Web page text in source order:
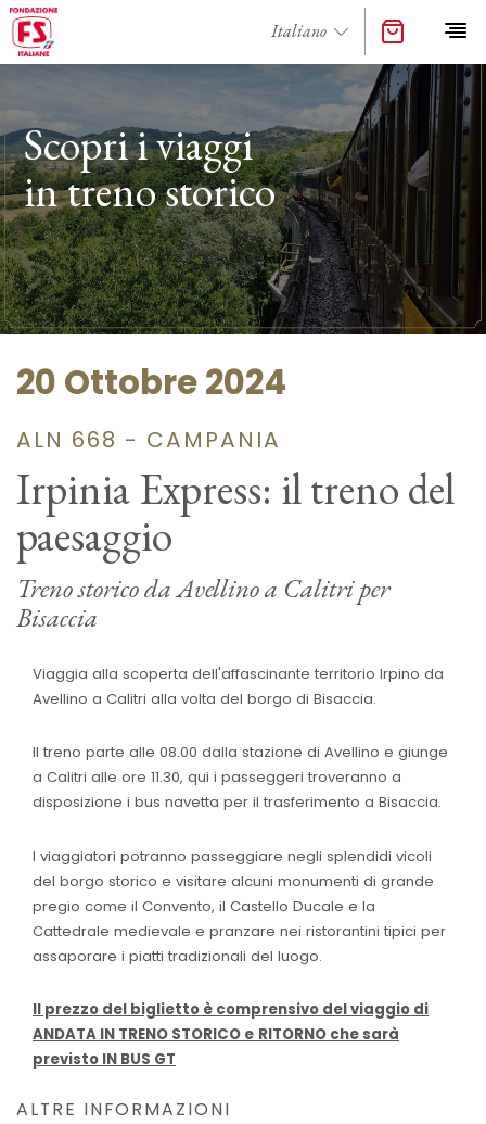
Scopri i viaggi
in treno storico
20 Ottobre 2024
ALN 668 - CAMPANIA
Irpinia Express: il treno del
paesaggio
Treno storico da Avellino a Calitri per
Bisaccia
Viaggia alla scoperta dell'affascinante territorio Irpino da
Avellino a Calitri alla volta del borgo di Bisaccia.
Il treno parte alle 08.00 dalla stazione di Avellino e giunge
a Calitri alle ore 11.30, qui i passeggeri troveranno a
disposizione i bus navetta per il trasferimento a Bisaccia.
I viaggiatori potranno passeggiare negli splendidi vicoli
del borgo storico e visitare alcuni monumenti di grande
pregio come il Convento, il Castello Ducale e la
Cattedrale medievale e pranzare nei ristorantini tipici per
assaporare i piatti tradizionali del luogo.
Il prezzo del biglietto è comprensivo del viaggio di
ANDATA IN TRENO STORICO e RITORNO che sarà
previsto IN BUS GT
ALTRE INFORMAZIONI